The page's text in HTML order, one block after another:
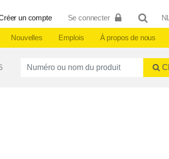
un compte Se connecter NL
Nouvelles Emplois À propos de nous
Productnummer of naam